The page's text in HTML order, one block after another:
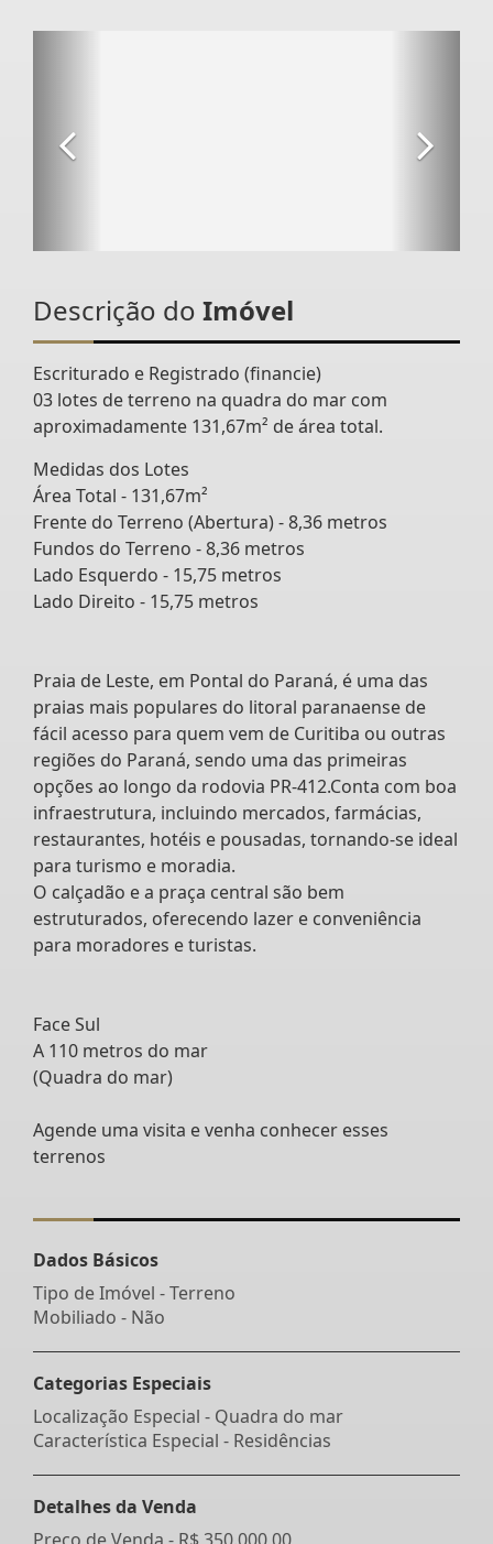
Descrição do Imóvel
Escriturado e Registrado (financie)
03 lotes de terreno na quadra do mar com
aproximadamente 131,67m² de área total.
Medidas dos Lotes
Área Total - 131,67m²
Frente do Terreno (Abertura) - 8,36 metros
Fundos do Terreno - 8,36 metros
Lado Esquerdo - 15,75 metros
Lado Direito - 15,75 metros
Praia de Leste, em Pontal do Paraná, é uma das
praias mais populares do litoral paranaense de
fácil acesso para quem vem de Curitiba ou outras
regiões do Paraná, sendo uma das primeiras
opções ao longo da rodovia PR-412.Conta com boa
infraestrutura, incluindo mercados, farmácias,
restaurantes, hotéis e pousadas, tornando-se ideal
para turismo e moradia.
O calçadão e a praça central são bem
estruturados, oferecendo lazer e conveniência
para moradores e turistas.
Face Sul
A 110 metros do mar
(Quadra do mar)
Agende uma visita e venha conhecer esses
terrenos
Dados Básicos
Tipo de Imóvel - Terreno
Mobiliado - Não
Categorias Especiais
Localização Especial - Quadra do mar
Característica Especial - Residências
Detalhes da Venda